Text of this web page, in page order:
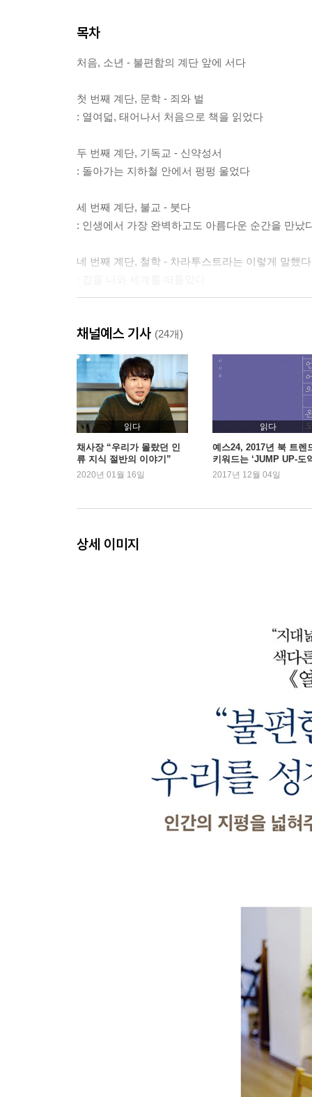
목차
처음, 소년 - 불편함의 계단 앞에 서다
첫 번째 계단, 문학 - 죄와 벌
: 열여덟, 태어나서 처음으로 책을 읽었다
두 번째 계단, 기독교 - 신약성서
: 돌아가는 지하철 안에서 펑펑 울었다
세 번째 계단, 불교 - 붓다
: 인생에서 가장 완벽하고도 아름다운 순간을 만났
네 번째 계단, 철학 - 차라투스트라는 이렇게 말했다
: 하릴없이 사치스럽게 책을 읽었다
여섯 번째 계단, 이상 - 체 게바라
: 이상적인 인간을 만났다
일곱 번째 계단, 현실 - 공산당 선언
: 현실적인 인간이 되었다
여덟 번째 계단, 삶 - 메르세데스 소사
: 모든 것이 때마침 마무리된 날, 죽기로 결심했다
채널예스 기사 (24개)
읽다
채사장 “우리가 몰랐던 인
류 지식 절반의 이야기”
2020년 01월 16일
읽다
예스24, 2017년 북 트렌
키워드는 ‘JUMP UP-도
2017년 12월 04일
상세 이미지